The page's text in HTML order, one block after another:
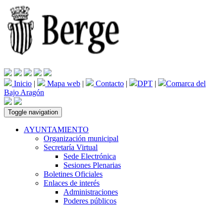
Inicio | Mapa web | Contacto | DPT |
Comarca del
Bajo Aragón
Toggle navigation
AYUNTAMIENTO
Organización municipal
Secretaría Virtual
Sede Electrónica
Sesiones Plenarias
Boletines Oficiales
Enlaces de interés
Administraciones
Poderes públicos